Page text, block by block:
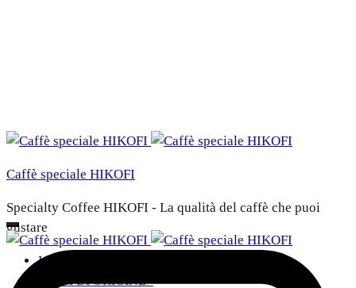
Caffè speciale HIKOFI
Specialty Coffee HIKOFI - La qualità del caffè che puoi
gustare
I NOSTRI CAFFÈ
PAESI DI ORIGINE+